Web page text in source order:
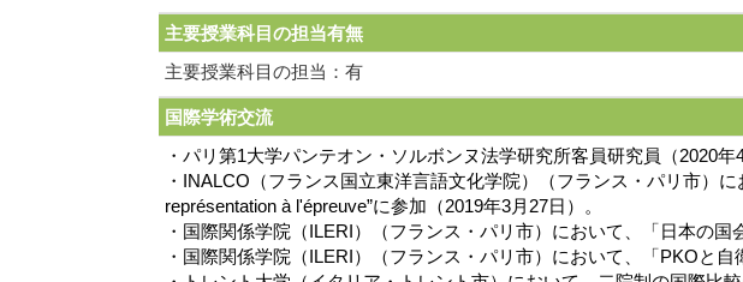
主要授業科目の担当有無
主要授業科目の担当：有
国際学術交流
・パリ第1大学パンテオン・ソルボンヌ法学研究所客員研究員（2020年
・INALCO（フランス国立東洋言語文化学院）（フランス・パリ市）
représentation à l'épreuve”に参加（2019年3月27日）。
・国際関係学院（ILERI）（フランス・パリ市）において、「日本の国
・国際関係学院（ILERI）（フランス・パリ市）において、「PKOと自